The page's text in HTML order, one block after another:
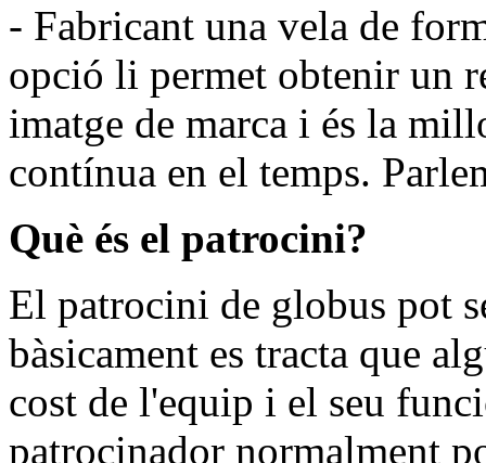
- Fabricant una vela de
opció li permet obtenir un
imatge de marca i és la
contínua en el temps.
Què és el patrocini?
El patrocini de globus pot
bàsicament es tracta que
cost de l'equip i el seu
patrocinador normalment